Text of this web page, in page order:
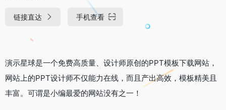
链接直达 手机查看
演示星球是一个免费高质量、设计师原创的PPT模板下载网站，
网站上的PPT设计师不仅能力在线，而且产出高效，模板精美且
丰富。可谓是小编最爱的网站没有之一！